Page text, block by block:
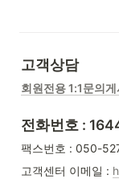
고객상담
회원전용 1:1문의
전화번호 :
팩스번호 : 050-
고객센터 이메일 :